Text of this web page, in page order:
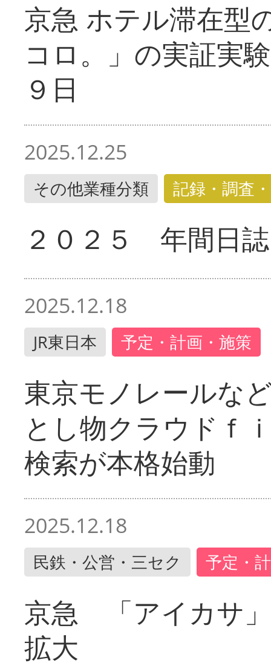
京急 ホテル滞在型
コロ。」の実証実
９日
2025.12.25
その他業種分類 記録・調査
２０２５ 年間日誌
2025.12.18
JR東日本 予定・計画・施策
東京モノレールな
とし物クラウドｆ
検索が本格始動
2025.12.18
民鉄・公営・三セク 予定・
京急 「アイカサ
拡大